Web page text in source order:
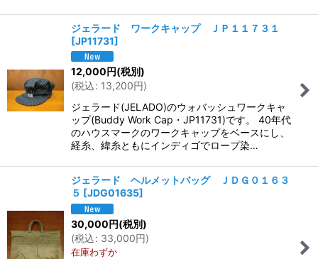
ジェラード ワークキャップ ＪＰ１１７３１
[JP11731]
12,000円(税別)
(税込: 13,200円)
ジェラード(JELADO)のウォバッシュワークキャ
ップ(Buddy Work Cap・JP11731)です。 40年代
のハウスマークのワークキャップをベースにし、
経糸、緯糸ともにインディゴでロープ染…
ジェラード ヘルメットバッグ ＪＤＧ０１６３
５ [JDG01635]
30,000円(税別)
(税込: 33,000円)
在庫わずか